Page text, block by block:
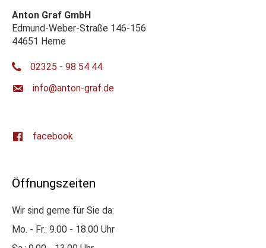
Anton Graf GmbH
Edmund-Weber-Straße 146-156
44651 Herne
02325 - 98 54 44
ed.farg-notna@ofni
facebook
Öffnungszeiten
Wir sind gerne für Sie da:
Mo. - Fr.: 9.00 - 18.00 Uhr